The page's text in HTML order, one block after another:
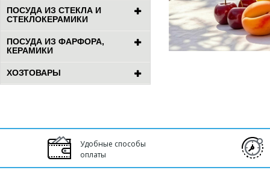
ПОСУДА ИЗ СТЕКЛА И
СТЕКЛОКЕРАМИКИ
ПОСУДА ИЗ ФАРФОРА,
КЕРАМИКИ
ХОЗТОВАРЫ
Удобные способы
оплаты